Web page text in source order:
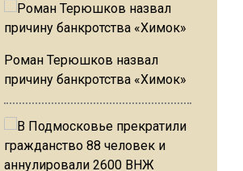
Роман Терюшков назвал
причину банкротства «Химок»